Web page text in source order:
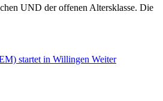
UND der offenen Altersklasse. Die
startet in Willingen Weiter